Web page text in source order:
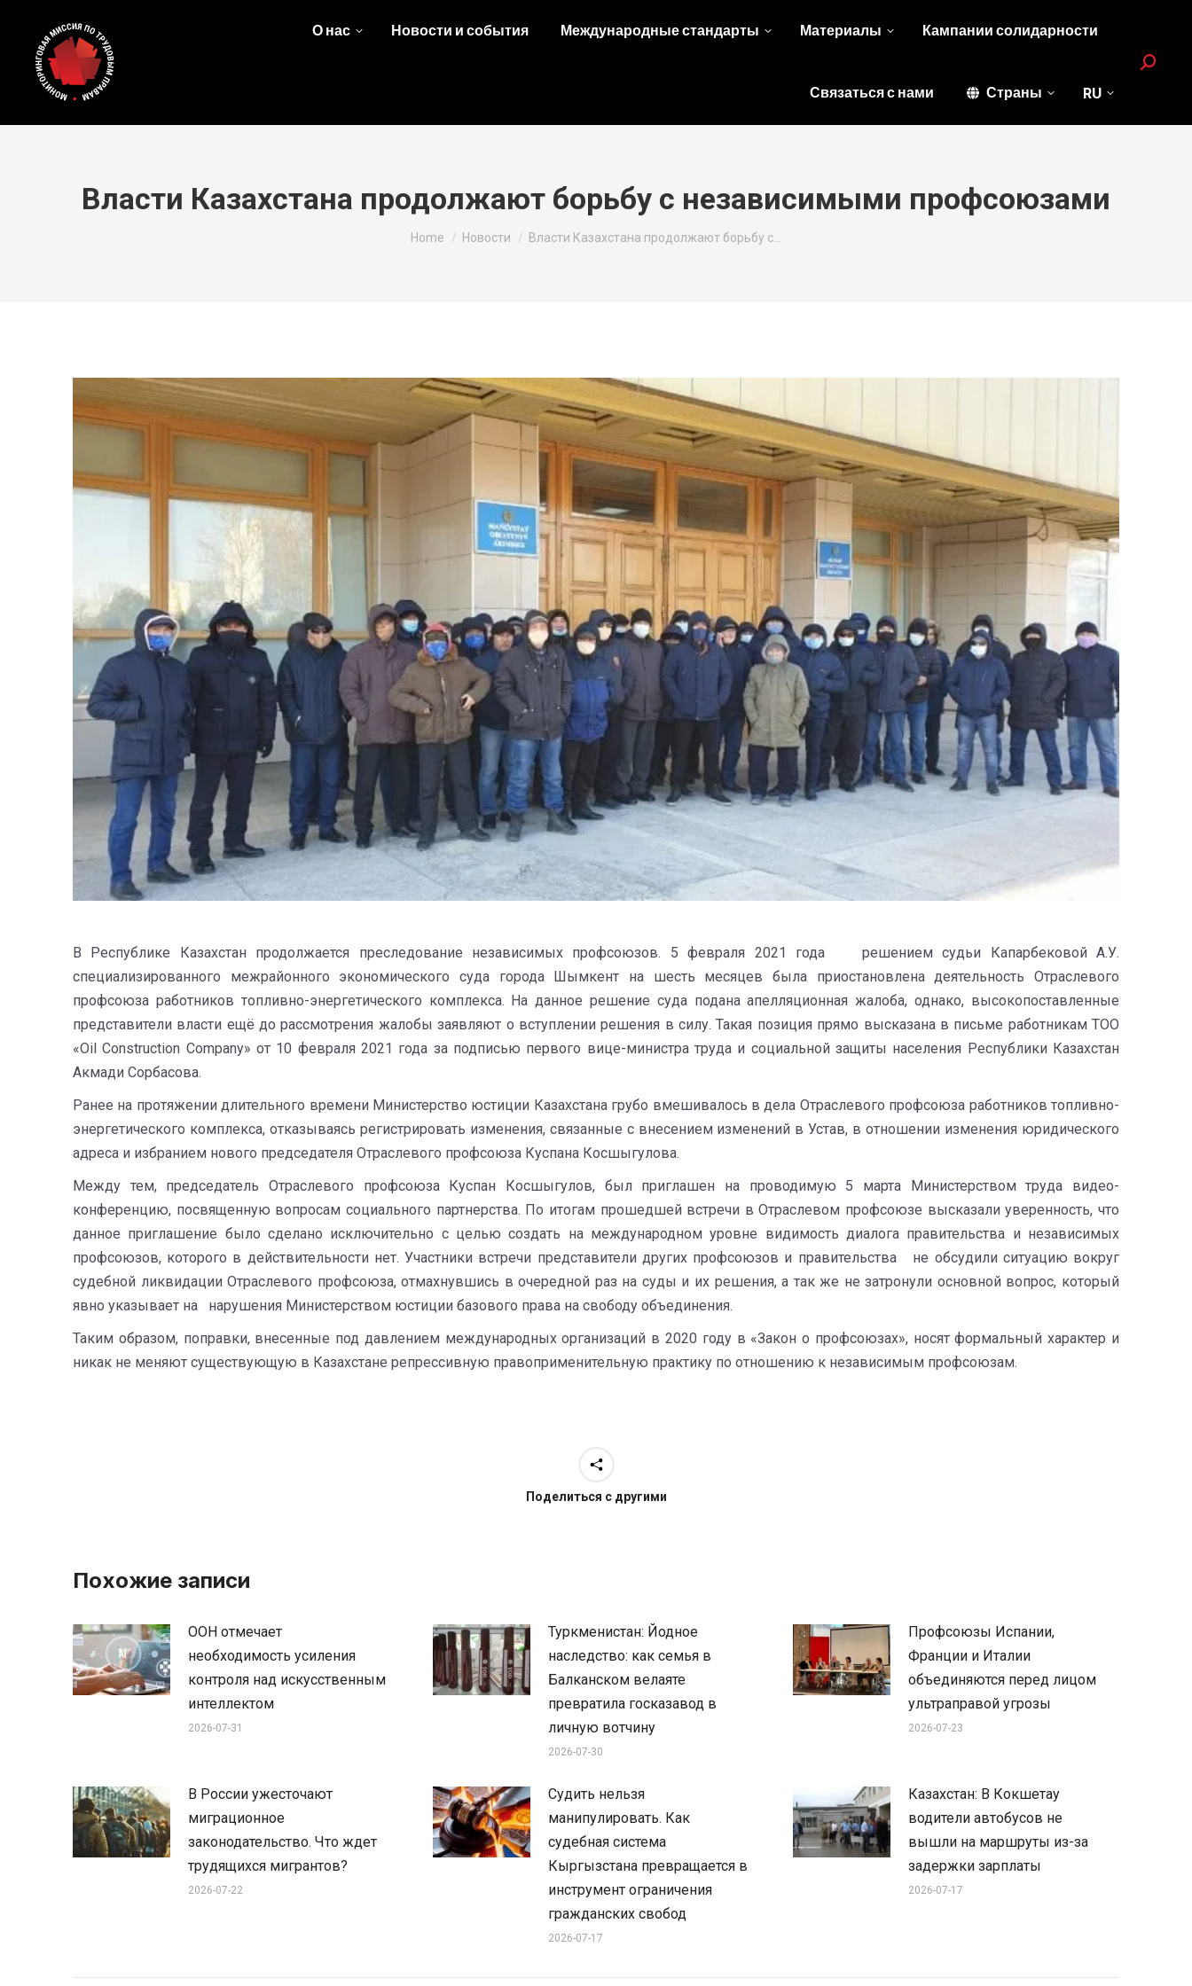
О нас Новости и события Международные стандарты Материалы Кампании солидарности
Связаться с нами Страны RU
Search:
Власти Казахстана продолжают борьбу с независимыми профсоюзами
You are here:
Home Новости Власти Казахстана продолжают борьбу с…
В Республике Казахстан продолжается преследование независимых профсоюзов. 5 февраля 2021 года решением судьи Капарбековой А.У.
специализированного межрайонного экономического суда города Шымкент на шесть месяцев была приостановлена деятельность Отраслевого
профсоюза работников топливно-энергетического комплекса. На данное решение суда подана апелляционная жалоба, однако, высокопоставленные
представители власти ещё до рассмотрения жалобы заявляют о вступлении решения в силу. Такая позиция прямо высказана в письме работникам ТОО
«Oil Construction Company» от 10 февраля 2021 года за подписью первого вице-министра труда и социальной защиты населения Республики Казахстан
Акмади Сорбасова.
Ранее на протяжении длительного времени Министерство юстиции Казахстана грубо вмешивалось в дела Отраслевого профсоюза работников топливно-
энергетического комплекса, отказываясь регистрировать изменения, связанные с внесением изменений в Устав, в отношении изменения юридического
адреса и избранием нового председателя Отраслевого профсоюза Куспана Косшыгулова.
Между тем, председатель Отраслевого профсоюза Куспан Косшыгулов, был приглашен на проводимую 5 марта Министерством труда видео-
конференцию, посвященную вопросам социального партнерства. По итогам прошедшей встречи в Отраслевом профсоюзе высказали уверенность, что
данное приглашение было сделано исключительно с целью создать на международном уровне видимость диалога правительства и независимых
профсоюзов, которого в действительности нет. Участники встречи представители других профсоюзов и правительства не обсудили ситуацию вокруг
судебной ликвидации Отраслевого профсоюза, отмахнувшись в очередной раз на суды и их решения, а так же не затронули основной вопрос, который
явно указывает на нарушения Министерством юстиции базового права на свободу объединения.
Таким образом, поправки, внесенные под давлением международных организаций в 2020 году в «Закон о профсоюзах», носят формальный характер и
никак не меняют существующую в Казахстане репрессивную правоприменительную практику по отношению к независимым профсоюзам.
Поделиться с другими
Похожие записи
ООН отмечает
необходимость усиления
контроля над искусственным
интеллектом
2026-07-31
Туркменистан: Йодное
наследство: как семья в
Балканском велаяте
превратила госказавод в
личную вотчину
2026-07-30
Профсоюзы Испании,
Франции и Италии
объединяются перед лицом
ультраправой угрозы
2026-07-23
В России ужесточают
миграционное
законодательство. Что ждет
трудящихся мигрантов?
2026-07-22
Судить нельзя
манипулировать. Как
судебная система
Кыргызстана превращается в
инструмент ограничения
гражданских свобод
2026-07-17
Казахстан: В Кокшетау
водители автобусов не
вышли на маршруты из-за
задержки зарплаты
2026-07-17